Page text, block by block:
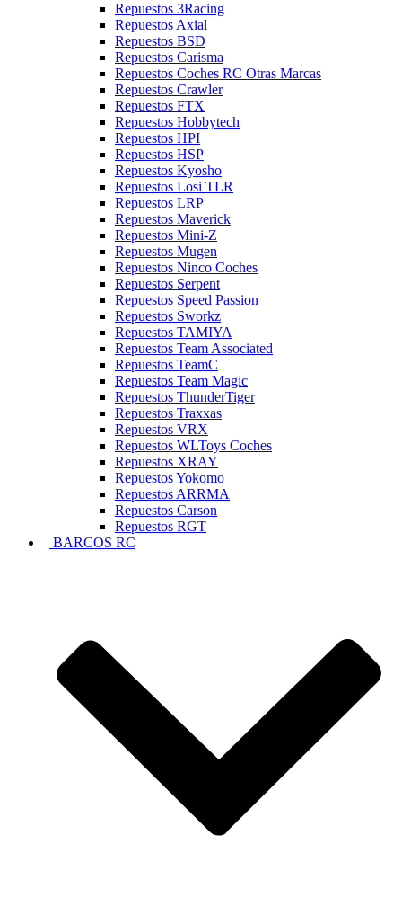
Repuestos 3Racing
Repuestos Axial
Repuestos BSD
Repuestos Carisma
Repuestos Coches RC Otras Marcas
Repuestos Crawler
Repuestos FTX
Repuestos Hobbytech
Repuestos HPI
Repuestos HSP
Repuestos Kyosho
Repuestos Losi TLR
Repuestos LRP
Repuestos Maverick
Repuestos Mini-Z
Repuestos Mugen
Repuestos Ninco Coches
Repuestos Serpent
Repuestos Speed Passion
Repuestos Sworkz
Repuestos TAMIYA
Repuestos Team Associated
Repuestos TeamC
Repuestos Team Magic
Repuestos ThunderTiger
Repuestos Traxxas
Repuestos VRX
Repuestos WLToys Coches
Repuestos XRAY
Repuestos Yokomo
Repuestos ARRMA
Repuestos Carson
Repuestos RGT
BARCOS RC